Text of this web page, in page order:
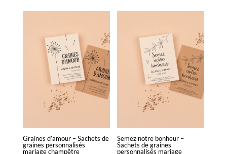
1,90€
2,20€
Graines d’amour – Sachets de
graines personnalisés
mariage champêtre
Semez notre bonheur –
Sachets de graines
personnalisés mariage